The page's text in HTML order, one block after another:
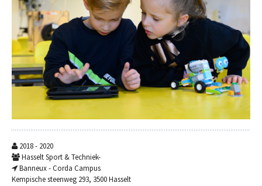
2018 - 2020
Hasselt Sport & Techniek-
Banneux - Corda Campus
Kempische steenweg 293, 3500 Hasselt